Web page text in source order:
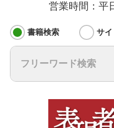
営業時間：平
書籍検索 サ